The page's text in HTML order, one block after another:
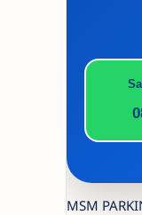
MSM